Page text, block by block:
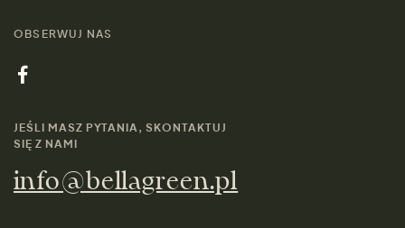
OBSERWUJ NAS
JEŚLI MASZ PYTANIA, SKONTAKTUJ
SIĘ Z NAMI
info@bellagreen.pl